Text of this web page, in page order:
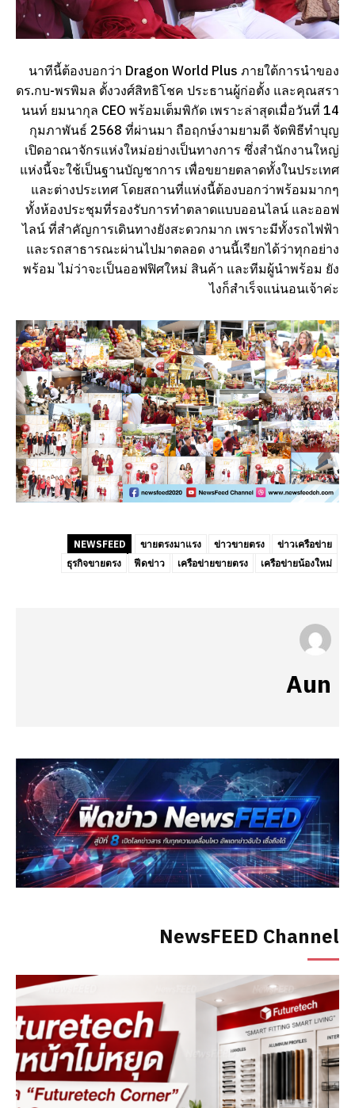
NewsFEED Channel
นาทีนี้ต้องบอกว่า Dragon World Plus ภายใต้การนำของ
ดร.กบ-พรพิมล ตั้งวงศ์สิทธิโชค ประธานผู้ก่อตั้ง และคุณสรา
นนท์ ยมนากุล CEO พร้อมเต็มพิกัด เพราะล่าสุดเมื่อวันที่ 14
กุมภาพันธ์ 2568 ที่ผ่านมา ถือฤกษ์งามยามดี จัดพิธีทำบุญ
เปิดอาณาจักรแห่งใหม่อย่างเป็นทางการ ซึ่งสำนักงานใหญ่
แห่งนี้จะใช้เป็นฐานบัญชาการ เพื่อขยายตลาดทั้งในประเทศ
และต่างประเทศ โดยสถานที่แห่งนี้ต้องบอกว่าพร้อมมากๆ
ทั้งห้องประชุมที่รองรับการทำตลาดแบบออนไลน์ และออฟ
ไลน์ ที่สำคัญการเดินทางยังสะดวกมาก เพราะมีทั้งรถไฟฟ้า
และรถสาธารณะผ่านไปมาตลอด งานนี้เรียกได้ว่าทุกอย่าง
พร้อม ไม่ว่าจะเป็นออฟฟิศใหม่ สินค้า และทีมผู้นำพร้อม ยัง
ไงก็สำเร็จแน่นอนเจ้าค่ะ
NEWSFEED ขายตรงมาแรง ข่าวขายตรง
ข่าวเครือข่าย
ธุรกิจขายตรง
ฟีดข่าว เครือข่ายขายตรง เครือข่ายน้องใหม่
Aun